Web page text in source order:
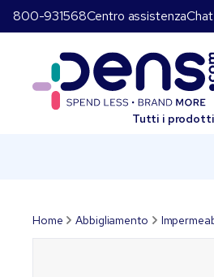
800-931568Centro assistenza
Tutti i prodotti
Home Abbigliamento